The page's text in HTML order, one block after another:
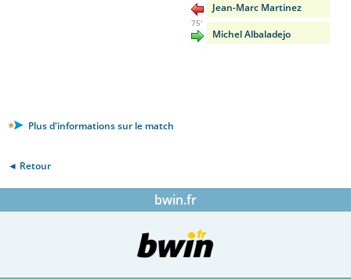
Jean-Marc Martinez
75'
Michel Albaladejo
Plus d'informations sur le match
◄ Retour
bwin.fr